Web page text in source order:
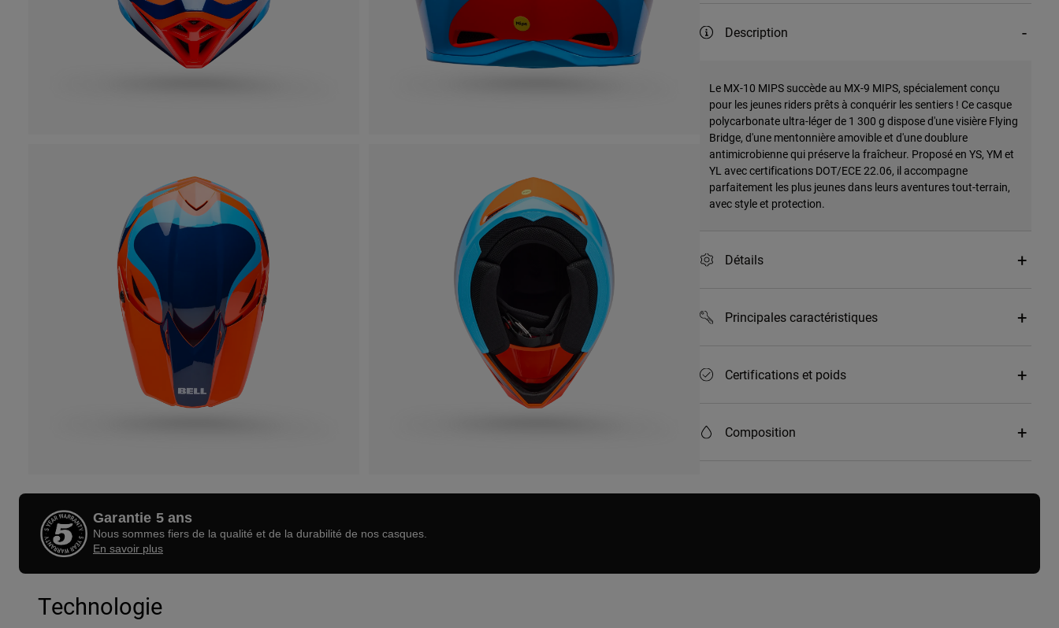
Description
Le MX-10 MIPS succède au MX-9 MIPS, spécialement conçu
pour les jeunes riders prêts à conquérir les sentiers ! Ce casque
polycarbonate ultra-léger de 1 300 g dispose d'une visière Flying
Bridge, d'une mentonnière amovible et d'une doublure
antimicrobienne qui préserve la fraîcheur. Proposé en YS, YM et
YL avec certifications DOT/ECE 22.06, il accompagne
parfaitement les plus jeunes dans leurs aventures tout-terrain,
avec style et protection.
Détails
Principales caractéristiques
Certifications et poids
Composition
Garantie 5 ans
Nous sommes fiers de la qualité et de la durabilité de nos casques.
En savoir plus
Technologie